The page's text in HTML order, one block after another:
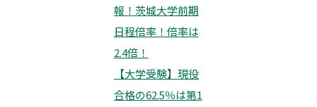
報！茨城大学前期
日程倍率！倍率は
2.4倍！
【大学受験】現役
合格の62.5％は第1